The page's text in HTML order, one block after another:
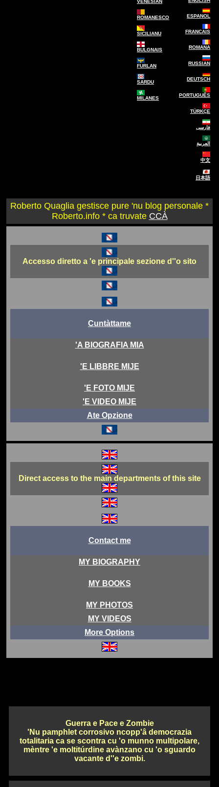
VENESIAN
ROMANESCO
SICILIANU
BULGNAIS
FURLAN
SARDU
MILANES
ESPANOL
FRANCAIS
ROMANA
RUSSIAN
DEUTSCH
PORTUGUÊS
TÜRKÇE
فارسی
العربية
中文
日本語
Roberto Quaglia gestisce pure 'nu blog personale *
Roberto.info * ca truvate CCÀ
Accesso diretto a 'e principale sezione d''o sito
Cuntàttame
'A BIOGRAFIA MIA
'E LIBBRE MIJE
'E FOTO MIJE
'E VIDEO MIJE
Ate Opzione
Direct access to the main departments of this site
Contact me
MY BIOGRAPHY
MY BOOKS
MY PHOTOS
MY VIDEOS
More Options
Guerra e Pace e Zombie
'Nu pamphlet corrosivo ncopp'â democrazia
totalitaria ca se scontra cu 'o munno multipolare,
mèntre 'e moltitúrdine avànzano cu 'o sguardo
vacante d''e zombi.